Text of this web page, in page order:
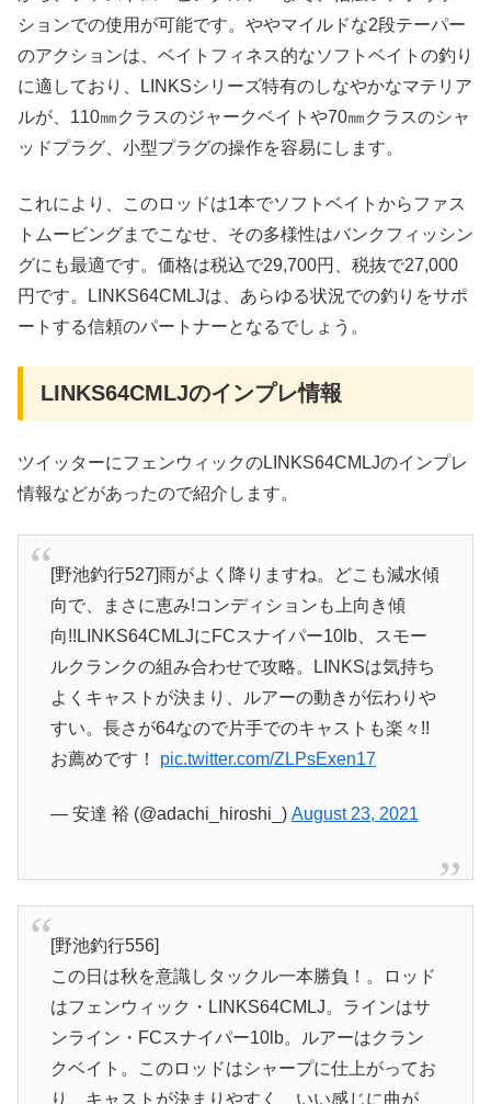
ションでの使用が可能です。ややマイルドな2段テーパー
のアクションは、ベイトフィネス的なソフトベイトの釣り
に適しており、LINKSシリーズ特有のしなやかなマテリア
ルが、110㎜クラスのジャークベイトや70㎜クラスのシャ
ッドプラグ、小型プラグの操作を容易にします。
これにより、このロッドは1本でソフトベイトからファス
トムービングまでこなせ、その多様性はバンクフィッシン
グにも最適です。価格は税込で29,700円、税抜で27,000
円です。LINKS64CMLJは、あらゆる状況での釣りをサポ
ートする信頼のパートナーとなるでしょう。
LINKS64CMLJのインプレ情報
ツイッターにフェンウィックのLINKS64CMLJのインプレ
情報などがあったので紹介します。
[野池釣行527]雨がよく降りますね。どこも減水傾
向で、まさに恵み!コンディションも上向き傾
向!!LINKS64CMLJにFCスナイパー10lb、スモー
ルクランクの組み合わせで攻略。LINKSは気持ち
よくキャストが決まり、ルアーの動きが伝わりや
すい。長さが64なので片手でのキャストも楽々!!
お薦めです！ pic.twitter.com/ZLPsExen17
— 安達 裕 (@adachi_hiroshi_) August 23, 2021
[野池釣行556]
この日は秋を意識しタックル一本勝負！。ロッド
はフェンウィック・LINKS64CMLJ。ラインはサ
ンライン・FCスナイパー10lb。ルアーはクラン
クベイト。このロッドはシャープに仕上がってお
り、キャストが決まりやすく、いい感じに曲が